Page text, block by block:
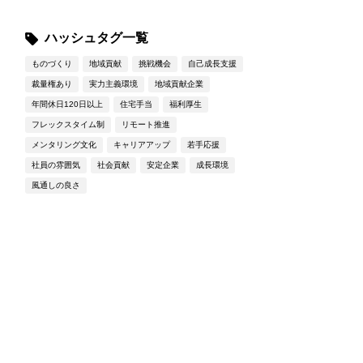
ハッシュタグ一覧
ものづくり 地域貢献 挑戦機会 自己成長支援
裁量権あり 実力主義環境 地域貢献企業
年間休日120日以上 住宅手当 福利厚生
フレックスタイム制 リモート推進
メンタリング文化 キャリアアップ 若手応援
社員の雰囲気 社会貢献 安定企業 成長環境
風通しの良さ